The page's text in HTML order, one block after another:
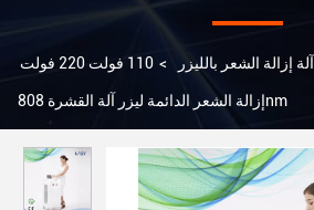
آلة إزالة الشعر بالليزر > 110 فولت 220 فولت
إزالة الشعر الدائمة ليزر آلة القشرة 808nm